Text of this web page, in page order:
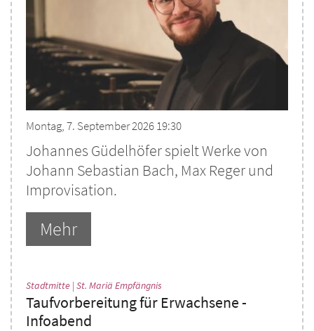
Montag, 7. September 2026 19:30
Johannes Güdelhöfer spielt Werke von
Johann Sebastian Bach, Max Reger und
Improvisation.
Mehr
Stadtmitte | St. Mariä Empfängnis
Taufvorbereitung für Erwachsene -
Infoabend